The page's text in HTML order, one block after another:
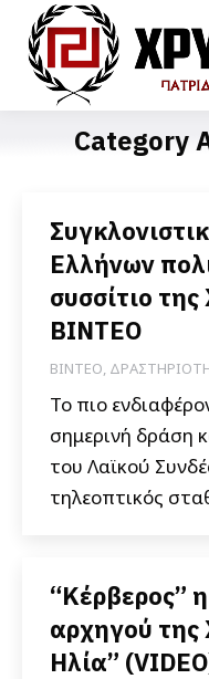
Category
Ελλήνων
συσσίτιο
ΒΙΝΤΕΟ
ΒΙΝΤΕΟ,
Το πιο
σημερινή δράση
του Λαϊκού
τηλεοπτικός
“Κέρβερος”
αρχηγού
Ηλία”